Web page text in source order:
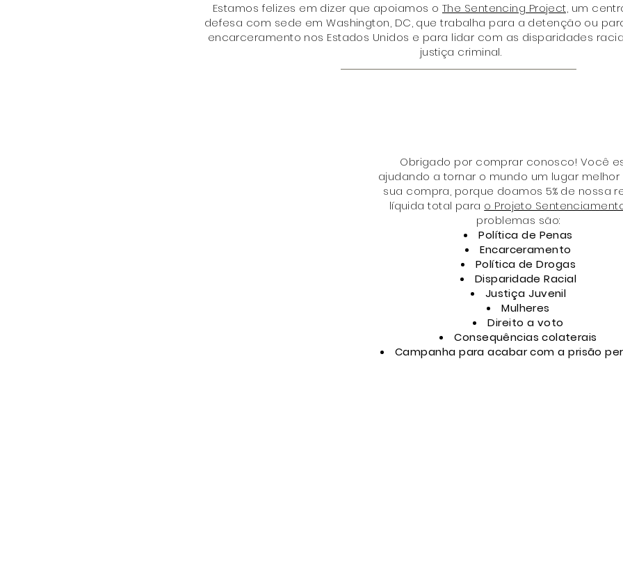
Estamos felizes em dizer que apoiamos o The Sentencing Project, um
defesa com sede em Washington, DC, que trabalha para a detenção ou
encarceramento nos Estados Unidos e para lidar com as disparidades
justiça criminal.
Obrigado por comprar conosco! Você
ajudando a tornar o mundo um lugar
sua compra, porque doamos 5% de nossa
líquida total para o Projeto
problemas são:
Política de Penas
Encarceramento
Política de Drogas
Disparidade Racial
Justiça Juvenil
Mulheres
Direito a voto
Consequências colaterais
Campanha para acabar com a prisão